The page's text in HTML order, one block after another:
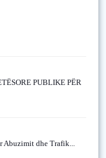
PUBLIKE PËR
Abuzimit dhe Trafik...